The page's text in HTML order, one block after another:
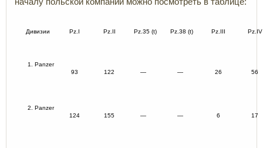
Дивизии Pz.I Pz.II Pz.35 (t) Pz.38 (t) Pz.III Pz.IV
1. Panzer
93
122 — — 26 56
2. Panzer
124
155 — — 6 17